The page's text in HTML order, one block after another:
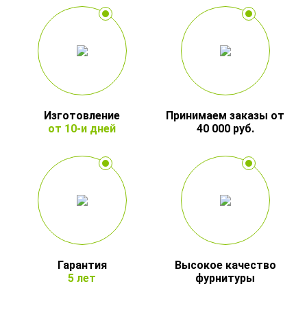
Изготовление
от 10-и дней
Принимаем заказы от
40 000 руб.
Гарантия
5 лет
Высокое качество
фурнитуры